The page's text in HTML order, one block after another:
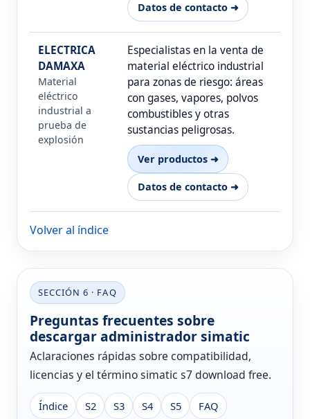
Datos de contacto ➜
ELECTRICA
DAMAXA
Material
eléctrico
industrial a
prueba de
explosión
Especialistas en la venta de
material eléctrico industrial
para zonas de riesgo: áreas
con gases, vapores, polvos
combustibles y otras
sustancias peligrosas.
Ver productos ➜
Datos de contacto ➜
Volver al índice
SECCIÓN 6 · FAQ
Preguntas frecuentes sobre
descargar administrador simatic
Aclaraciones rápidas sobre compatibilidad,
licencias y el término simatic s7 download free.
Índice S2 S3 S4 S5 FAQ